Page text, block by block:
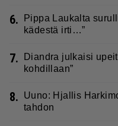
6.
Pippa Laukalta
kädestä irti…”
7.
Diandra julkaisi
kohdillaan”
8.
Uuno: Hjallis
tahdon